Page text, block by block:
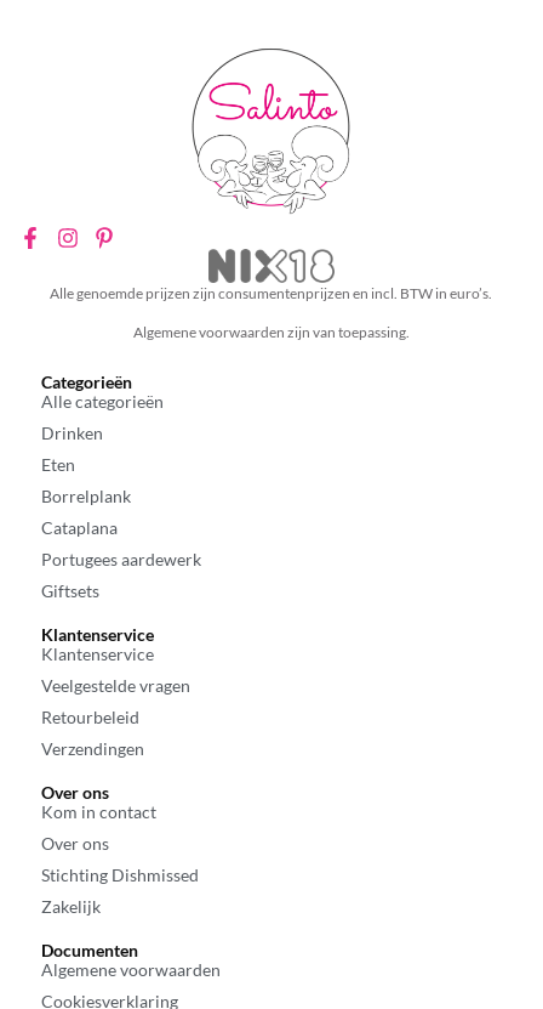
Alle genoemde prijzen zijn consumentenprijzen en incl. BTW in euro’s.
Algemene voorwaarden zijn van toepassing.
Categorieën
Alle categorieën
Drinken
Eten
Borrelplank
Cataplana
Portugees aardewerk
Giftsets
Klantenservice
Klantenservice
Veelgestelde vragen
Retourbeleid
Verzendingen
Over ons
Kom in contact
Over ons
Stichting Dishmissed
Zakelijk
Documenten
Algemene voorwaarden
Cookiesverklaring